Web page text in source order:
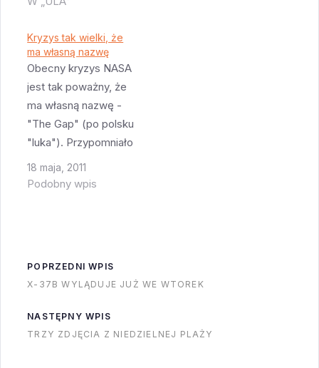
na stanowiskach
testowych a nie w
czasie lotu. Ale i tak to
dość nietypowe. To
była porządna
eksplozja.
Kryzys tak wielki, że
ma własną nazwę
Obecny kryzys NASA
jest tak poważny, że
ma własną nazwę -
"The Gap" (po polsku
"luka"). Przypomniało
mi to film "The
Simpsons Movie" i ich
zdaniem wystarczy
poczekać....
18 maja, 2011
Podobny wpis
POPRZEDNI WPIS
X-37B WYLĄDUJE JUŻ WE WTOREK
NASTĘPNY WPIS
TRZY ZDJĘCIA Z NIEDZIELNEJ PLAŻY